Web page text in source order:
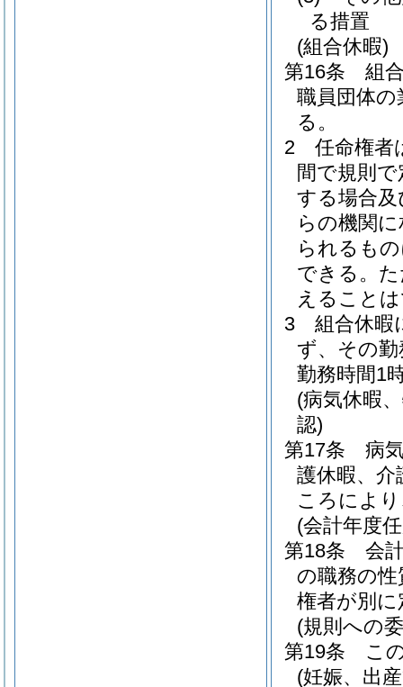
る措置
(組合休暇)
第16条
組
職員団体
る。
2
任命権者
間で規則
する場合
らの機関
られるも
できる。
えること
3
組合休暇
ず、その
勤務時間1
(病気休暇
認)
第17条
病
護休暇、
ころによ
(会計年度
第18条
会
の職務の
権者が別
(規則への
第19条
こ
(妊娠、出